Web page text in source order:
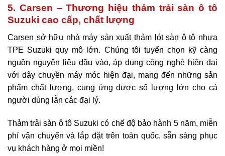
5. Carsen – Thương hiệu thảm trải sàn ô tô
Suzuki cao cấp, chất lượng
Carsen sở hữu nhà máy sản xuất thảm lót sàn ô tô nhựa
TPE Suzuki quy mô lớn. Chúng tôi tuyển chọn kỹ càng
nguồn nguyên liệu đầu vào, áp dụng công nghệ hiện đại
với dây chuyền máy móc hiện đại, mang đến những sản
phẩm chất lượng, cung ứng được số lượng lớn cho cả
người dùng lẫn các đại lý.
Thảm trải sàn ô tô Suzuki có chế độ bảo hành 5 năm, miễn
phí vận chuyển và lắp đặt trên toàn quốc, sẵn sàng phục
vụ khách hàng ở mọi miền!